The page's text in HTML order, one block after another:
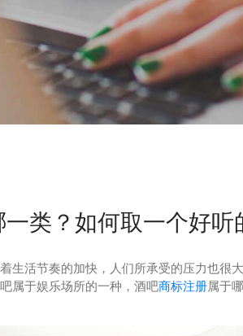
类？如何取一个好听
生活节奏的加快，人们所承受的压力也很
属于娱乐场所的一种，酒吧商标注册属于